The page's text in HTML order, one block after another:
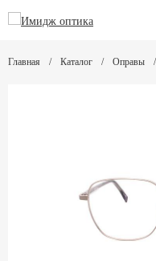
Главная Каталог Оправы